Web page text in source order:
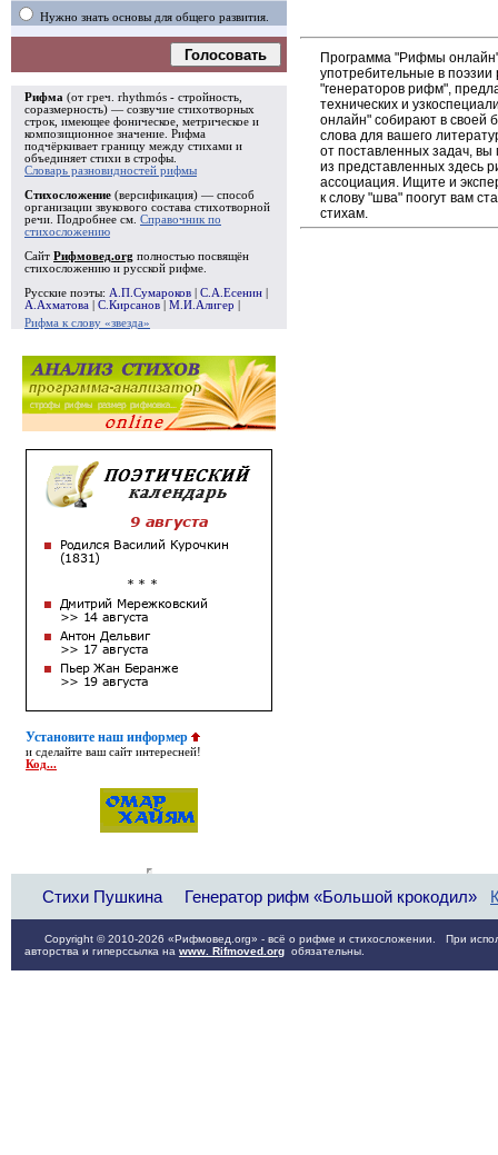
Нужно знать основы для общего развития.
Голосовать
Рифма (от греч. rhythmós - стройность,
соразмерность) — созвучие стихотворных
строк, имеющее фоническое, метрическое и
композиционное значение. Рифма
подчёркивает границу между стихами и
объединяет стихи в строфы
Словарь разновидностей рифмы
Стихосложение (версификация) — способ
организации звукового состава стихотворной
речи. Подробнее см. Справочник по
стихосложению
Сайт Рифмовед.org полностью посвящён
стихосложению и русской рифме.
Русские поэты: А.П.Сумароков С.А.Есенин
А.Ахматова
С.Кирсанов М.И.Алигер
Рифма к слову «звезда»
Установите наш информер
и сделайте ваш сайт интересней!
Код...
Программа "Рифмы
употребительные в
"генераторов рифм",
технических и
онлайн" собирают в своей
слова для вашего
от поставленных задач,
из представленных здесь
ассоциация. Ищите и
к слову "шва" поогут вам
стихам.
Стихи Пушкина Генератор рифм «Большой крокодил»
Copyright © 2010-2026 «Рифмовед.org» - всё о рифме и стихосложении. При
авторства и гиперссылка на www. Rifmoved.org обязательны.